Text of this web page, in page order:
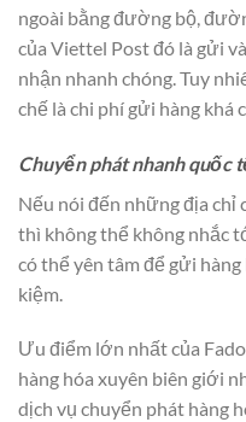
ngoài bằng đường bộ,
của Viettel Post đó là gửi
nhận nhanh chóng. Tuy
chế là chi phí gửi hàng khá
Chuyển phát nhanh quốc
Nếu nói đến những địa chỉ
thì không thể không nhắc
có thể yên tâm để gửi
kiệm.
Ưu điểm lớn nhất của
hàng hóa xuyên biên giới
dịch vụ chuyển phát hàng